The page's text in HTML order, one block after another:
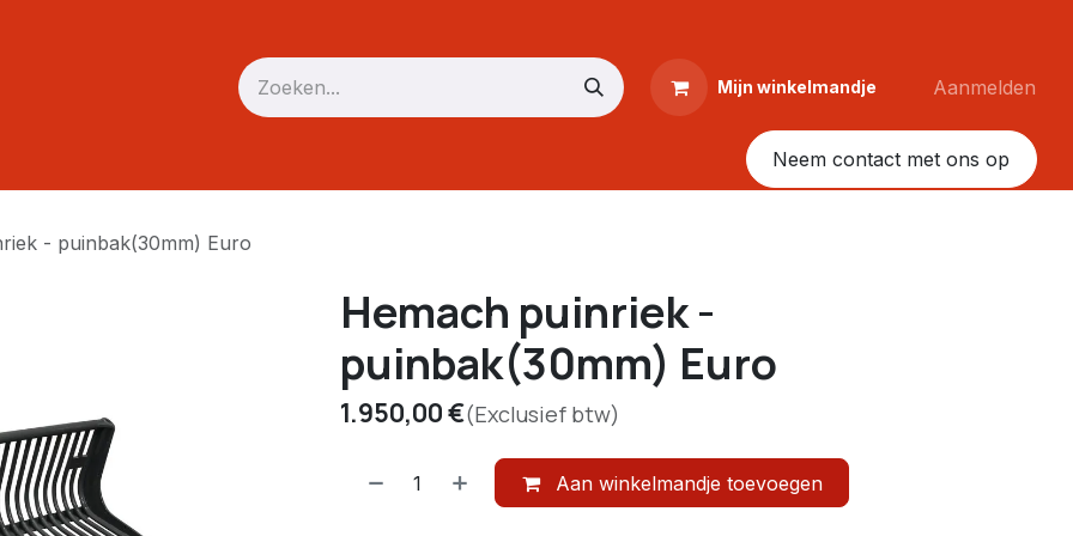
Mijn winkelmandje Aanmelden
Neem contact met ons op
- puinbak(30mm) Euro
Hemach puinriek -
puinbak(30mm) Euro
1.950,00€(Exclusief btw)
Aan winkelmandje toevoegen